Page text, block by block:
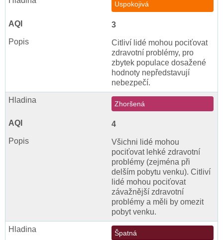
Uspokojivá
3
Citliví lidé mohou pociťovat
zdravotní problémy, pro
zbytek populace dosažené
hodnoty nepředstavují
nebezpečí.
Zhoršená
4
Všichni lidé mohou
pociťovat lehké zdravotní
problémy (zejména při
delším pobytu venku). Citliví
lidé mohou pociťovat
závažnější zdravotní
problémy a měli by omezit
pobyt venku.
Špatná